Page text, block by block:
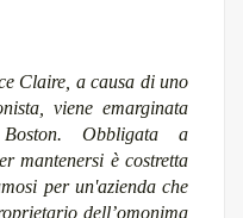
Claire, a causa di uno
viene emarginata
Obbligata a
mantenersi è costretta
per un'azienda che
dell’omonima